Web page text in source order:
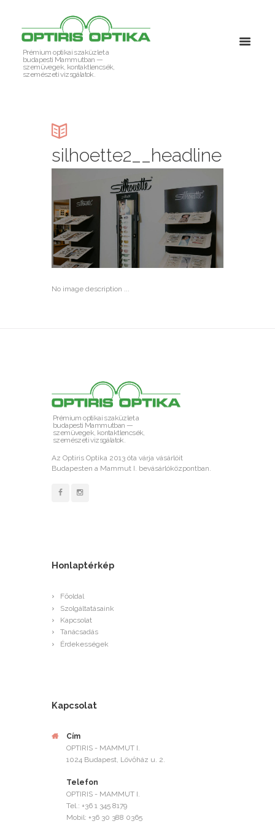
Prémium optikai szaküzlet a
budapesti Mammutban —
szemüvegek, kontaktlencsék,
szemészeti vizsgálatok.
silhoette2__headline
No image description ...
Prémium optikai szaküzlet a
budapesti Mammutban —
szemüvegek, kontaktlencsék,
szemészeti vizsgálatok.
Az Optiris Optika 2013 óta várja vásárlóit
Budapesten a Mammut I. bevásárlóközpontban.
Honlaptérkép
Főoldal
Szolgáltatásaink
Kapcsolat
Tanácsadás
Érdekességek
Kapcsolat
Cím
OPTIRIS - MAMMUT I.
1024 Budapest, Lövőház u. 2.
Telefon
OPTIRIS - MAMMUT I.
Tel.: +36 1 345 8179
Mobil: +36 30 388 0365